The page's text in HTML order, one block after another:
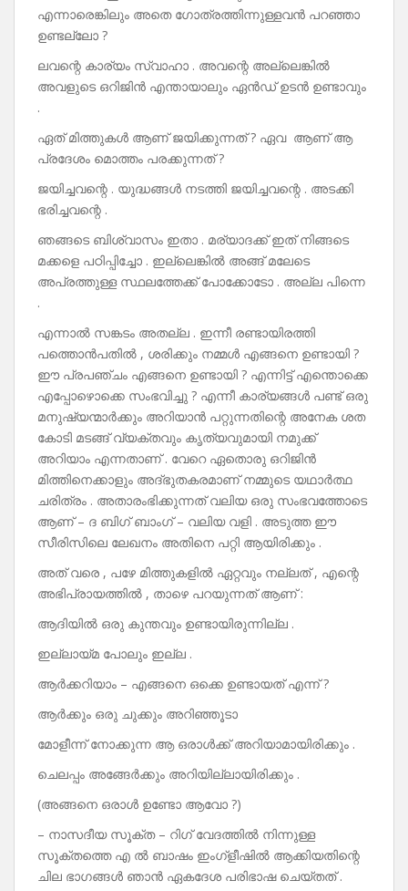
എന്നാരെങ്കിലും അതെ ഗോത്രത്തിന്നുള്ളവൻ പറഞ്ഞാ
ഉണ്ടല്ലോ ?
ലവന്റെ കാര്യം സ്വാഹാ . അവന്റെ അല്ലെങ്കിൽ
അവളുടെ ഒറിജിൻ എന്തായാലും ഏൻഡ് ഉടൻ ഉണ്ടാവും
.
ഏത് മിത്തുകൾ ആണ് ജയിക്കുന്നത് ? ഏവ ആണ് ആ
പ്രദേശം മൊത്തം പരക്കുന്നത് ?
ജയിച്ചവന്റെ . യുദ്ധങ്ങൾ നടത്തി ജയിച്ചവന്റെ . അടക്കി
ഭരിച്ചവന്റെ .
ഞങ്ങടെ ബിശ്വാസം ഇതാ . മര്യാദക്ക് ഇത് നിങ്ങടെ
മക്കളെ പഠിപ്പിച്ചോ . ഇല്ലെങ്കിൽ അങ്ങ് മലേടെ
അപ്രത്തുള്ള സ്ഥലത്തേക്ക് പോക്കോടോ . അല്ല പിന്നെ
.
എന്നാൽ സങ്കടം അതല്ല . ഇന്നീ രണ്ടായിരത്തി
പത്തൊൻപതിൽ , ശരിക്കും നമ്മൾ എങ്ങനെ ഉണ്ടായി ?
ഈ പ്രപഞ്ചം എങ്ങനെ ഉണ്ടായി ? എന്നിട്ട് എന്തൊക്കെ
എപ്പോഴൊക്കെ സംഭവിച്ചു ? എന്നീ കാര്യങ്ങൾ പണ്ട് ഒരു
മനുഷ്യന്മാർക്കും അറിയാൻ പറ്റുന്നതിന്റെ അനേക ശത
കോടി മടങ്ങ് വ്യക്തവും കൃത്യവുമായി നമുക്ക്
അറിയാം എന്നതാണ് . വേറെ ഏതൊരു ഒറിജിൻ
മിത്തിനെക്കാളും അദ്‌ഭുതകരമാണ് നമ്മുടെ യഥാർത്ഥ
ചരിത്രം . അതാരംഭിക്കുന്നത് വലിയ ഒരു സംഭവത്തോടെ
ആണ് – ദ ബിഗ് ബാംഗ് – വലിയ വളി . അടുത്ത ഈ
സീരിസിലെ ലേഖനം അതിനെ പറ്റി ആയിരിക്കും .
അത് വരെ , പഴേ മിത്തുകളിൽ ഏറ്റവും നല്ലത് , എന്റെ
അഭിപ്രായത്തിൽ , താഴെ പറയുന്നത് ആണ് :
ആദിയിൽ ഒരു കുന്തവും ഉണ്ടായിരുന്നില്ല .
ഇല്ലായ്മ പോലും ഇല്ല .
ആർക്കറിയാം – എങ്ങനെ ഒക്കെ ഉണ്ടായത് എന്ന് ?
ആർക്കും ഒരു ചുക്കും അറിഞ്ഞൂടാ
മോളീന്ന് നോക്കുന്ന ആ ഒരാൾക്ക് അറിയാമായിരിക്കും .
ചെലപ്പം അങ്ങേർക്കും അറിയില്ലായിരിക്കും .
(അങ്ങനെ ഒരാൾ ഉണ്ടോ ആവോ ?)
– നാസദീയ സൂക്ത – റിഗ് വേദത്തിൽ നിന്നുള്ള
സൂക്തത്തെ എ ൽ ബാഷം ഇംഗ്ളീഷിൽ ആക്കിയതിന്റെ
ചില ഭാഗങ്ങൾ ഞാൻ ഏകദേശ പരിഭാഷ ചെയ്തത് .